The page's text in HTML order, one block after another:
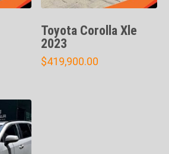
Toyota Corolla Xle
2023
$419,900.00